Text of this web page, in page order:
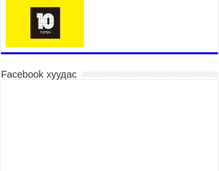
Нийслэлийн Эрүүл мэндийн газраас 45 баг
иргэдэд тусламж, үйлчилгээ үзүүлж байна
2026 оны 7 сар 15 / 11 цаг 30 минут
үргэлжилж байна
Төв цэнгэлдэх орчмын цэвэрлэгээ, үйлчилгээнд
Facebook хуудас